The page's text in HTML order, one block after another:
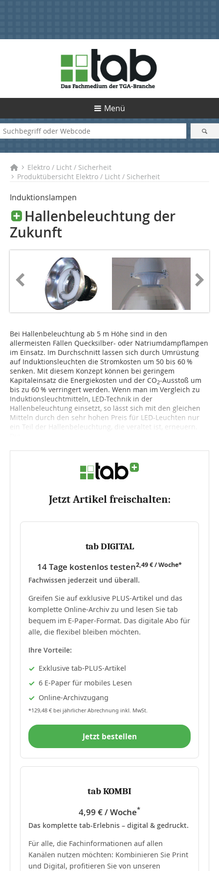
Menü
Elektro / Licht / Sicherheit
Produktübersicht Elektro / Licht / Sicherheit
Induktionslampen
Hallenbeleuchtung der
Zukunft
Bei Hallenbeleuchtung ab 5 m Höhe sind in den
allermeisten Fällen Quecksilber- oder Natriumdampflampen
im Einsatz. Im Durchschnitt lassen sich durch Umrüstung
auf Induktions­leuchten die Stromkosten um 50 bis 60 %
senken. Mit diesem Konzept können bei geringem
Kapitaleinsatz die Energiekosten und der CO2-Ausstoß um
bis zu 60 % verringert werden. Wenn man im Vergleich zu
Induktionsleuchtmitteln, LED-Technik in der
Hallenbeleuchtung einsetzt, so lässt sich mit den gleichen
Mitteln durch den sehr hohen Preis für LED-Leuchten nur
ein Teil der Hallenbeleuchtung, die veraltet ist, erneuern.
Jetzt Artikel freischalten:
tab DIGITAL
14 Tage kostenlos testen2,49 € / Woche*
Fachwissen jederzeit und überall.
Greifen Sie auf exklusive PLUS-Artikel und das
komplette Online-Archiv zu und lesen Sie tab
bequem im E-Paper-Format. Das digitale Abo für
alle, die flexibel bleiben möchten.
Ihre Vorteile:
Exklusive tab-PLUS-Artikel
6 E-Paper für mobiles Lesen
Online-Archivzugang
*129,48 € bei jährlicher Abrechnung inkl. MwSt.
Jetzt bestellen
tab KOMBI
4,99 € / Woche*
Das komplette tab-Erlebnis – digital & gedruckt.
Für alle, die Fachinformationen auf allen
Kanälen nutzen möchten: Kombinieren Sie Print
und Digital, profitieren Sie von unseren